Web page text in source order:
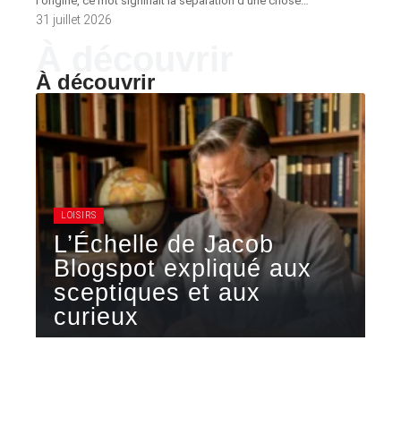
31 juillet 2026
À découvrir
LOISIRS
L’Échelle de Jacob
Blogspot expliqué aux
sceptiques et aux
curieux